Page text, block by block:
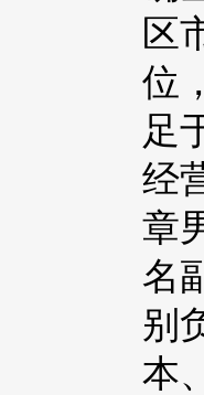
区
位
足
经
章
名
别
本